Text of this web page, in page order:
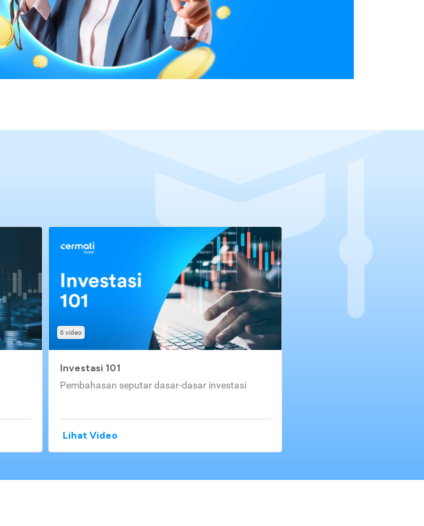
6 video
Investasi 101
Pembahasan seputar dasar-dasar investasi
Lihat Video